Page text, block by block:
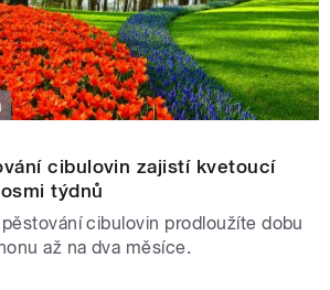
cibulovin zajistí kvetoucí
týdnů
cibulovin prodloužíte dobu
až na dva měsíce.